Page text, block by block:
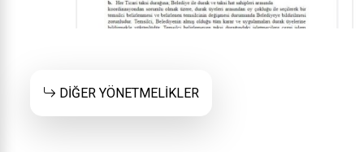
DİĞER YÖNETMELİKLER